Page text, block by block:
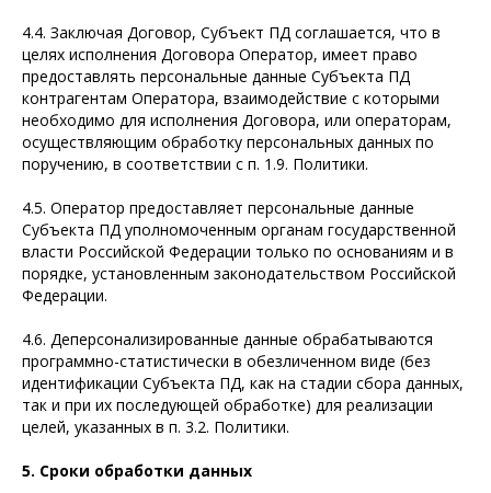
4.4. Заключая Договор, Субъект ПД соглашается, что в
целях исполнения Договора Оператор, имеет право
предоставлять персональные данные Субъекта ПД
контрагентам Оператора, взаимодействие с которыми
необходимо для исполнения Договора, или операторам,
осуществляющим обработку персональных данных по
поручению, в соответствии с п. 1.9. Политики.
4.5. Оператор предоставляет персональные данные
Субъекта ПД уполномоченным органам государственной
власти Российской Федерации только по основаниям и в
порядке, установленным законодательством Российской
Федерации.
4.6. Деперсонализированные данные обрабатываются
программно-статистически в обезличенном виде (без
идентификации Субъекта ПД, как на стадии сбора данных,
так и при их последующей обработке) для реализации
целей, указанных в п. 3.2. Политики.
5. Сроки обработки данных